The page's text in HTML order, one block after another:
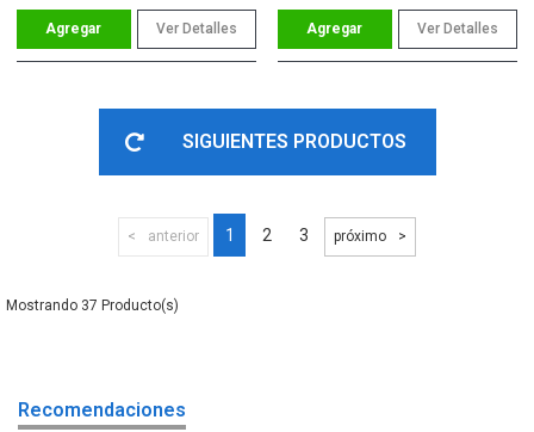
Ver Detalles Ver Detalles
SIGUIENTES PRODUCTOS
anterior 1 2 3 próximo
37
Recomendaciones